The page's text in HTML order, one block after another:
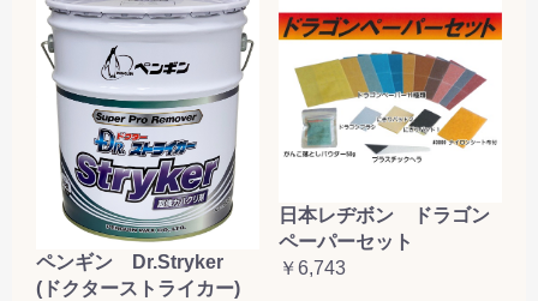
ペンギン Dr.Stryker
(ドクターストライカー)
日本レヂボン ドラゴン
ペーパーセット
￥6,743